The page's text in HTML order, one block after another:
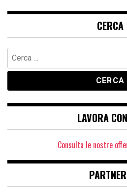
CERCA
Ricerca
per:
LAVORA
Consulta le nostre